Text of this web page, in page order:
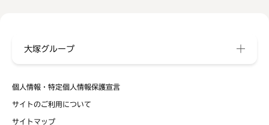
個人情報・特定個人情報保護宣言
サイトのご利用について
サイトマップ
大塚グループ